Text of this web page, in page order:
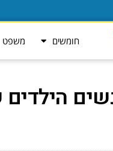
חומשים משפט